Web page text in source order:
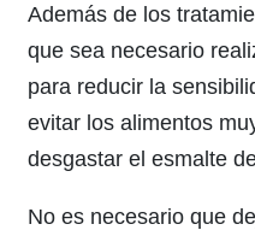
Además de los
que sea necesario
para reducir la
evitar los alimentos
desgastar el esmalte
No es necesario que